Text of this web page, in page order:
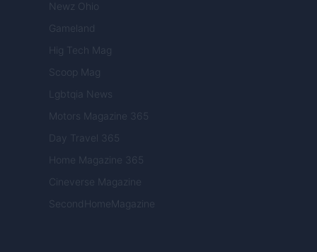
Newz Ohio
Gameland
Hig Tech Mag
Scoop Mag
Lgbtqia News
Motors Magazine 365
Day Travel 365
Home Magazine 365
Cineverse Magazine
SecondHomeMagazine